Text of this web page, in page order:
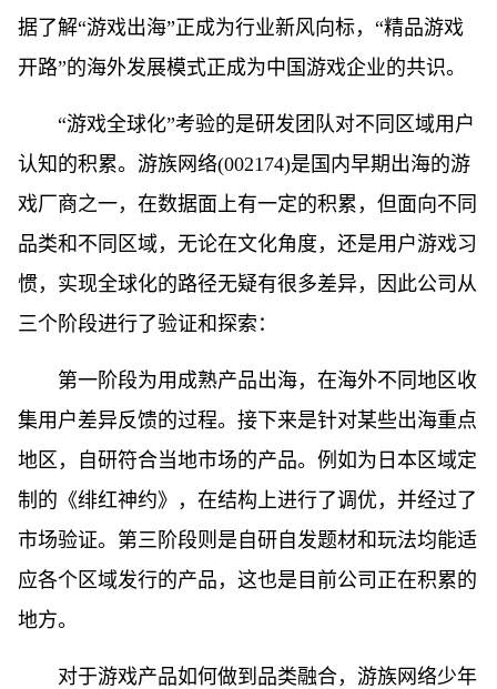
据了解“游戏出海”正成为行业新风向标，“精品游戏
开路”的海外发展模式正成为中国游戏企业的共识。
“游戏全球化”考验的是研发团队对不同区域用户
认知的积累。游族网络(002174)是国内早期出海的游
戏厂商之一，在数据面上有一定的积累，但面向不同
品类和不同区域，无论在文化角度，还是用户游戏习
惯，实现全球化的路径无疑有很多差异，因此公司从
三个阶段进行了验证和探索：
第一阶段为用成熟产品出海，在海外不同地区收
集用户差异反馈的过程。接下来是针对某些出海重点
地区，自研符合当地市场的产品。例如为日本区域定
制的《绯红神约》，在结构上进行了调优，并经过了
市场验证。第三阶段则是自研自发题材和玩法均能适
应各个区域发行的产品，这也是目前公司正在积累的
地方。
对于游戏产品如何做到品类融合，游族网络少年